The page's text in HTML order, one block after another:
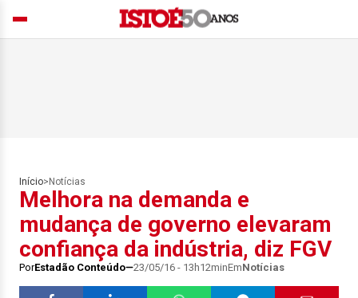
Início> Notícias
Melhora na demanda e
mudança de governo elevaram
confiança da indústria, diz FGV
PorEstadão Conteúdo 23/05/16 - 13h12minEmNotícias